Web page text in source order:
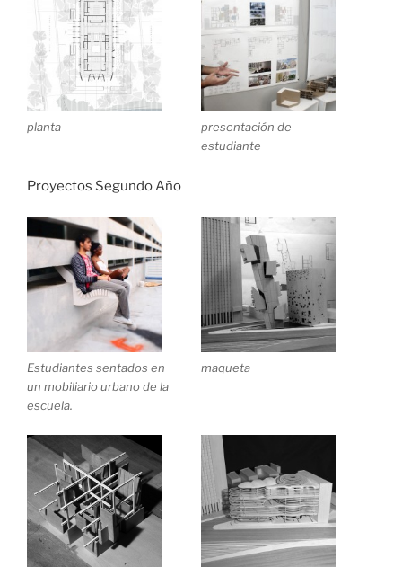
planta
presentación de
estudiante
Proyectos Segundo Año
Estudiantes sentados en
un mobiliario urbano de la
escuela.
maqueta